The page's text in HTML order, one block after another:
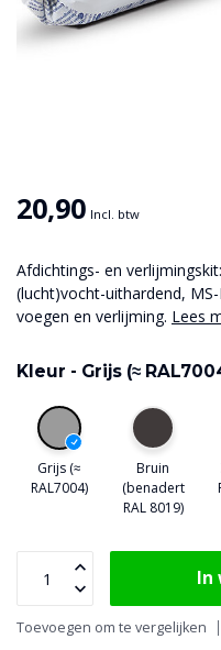
20,90 Incl. btw
Afdichtings- en
(lucht)vocht-uithardend,
voegen en verlijming. Lees
Kleur - Grijs (≈
Grijs (≈
RAL7004)
Bruin
(benadert
RAL 8019)
In
Toevoegen om te vergelijken